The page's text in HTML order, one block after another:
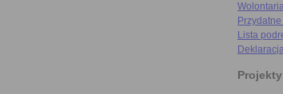
Przydatne
Lista
Projekty